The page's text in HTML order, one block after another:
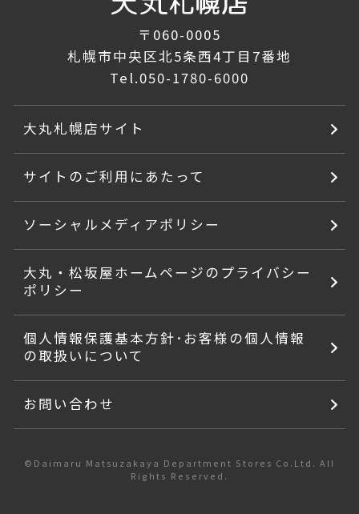
〒060-0005
札幌市中央区北5条西4丁目7番地
Tel.050-1780-6000
大丸札幌店サイト
サイトのご利用にあたって
ソーシャルメディアポリシー
大丸・松坂屋ホームページのプライバシー
ポリシー
個人情報保護基本方針･お客様の個人情報
の取扱いについて
お問い合わせ
©Daimaru Matsuzakaya Department Stores Co.Ltd. All
Rights Reserved.